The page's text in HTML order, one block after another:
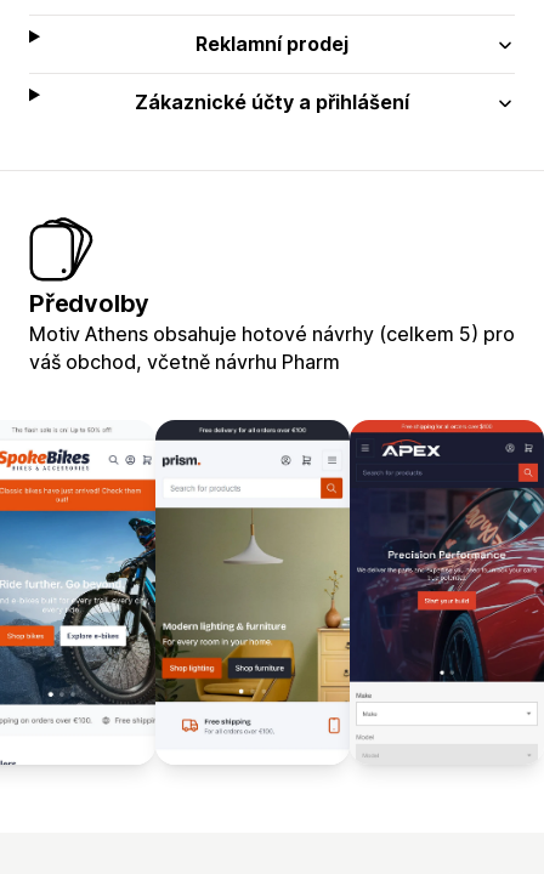
Reklamní prodej
Zákaznické účty a přihlášení
Předvolby
Motiv Athens obsahuje hotové návrhy (celkem 5) pro
váš obchod, včetně návrhu Pharm